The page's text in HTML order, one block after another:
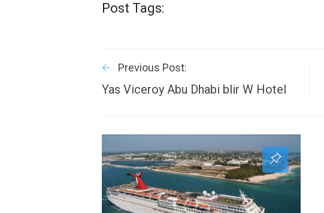
Post Tags:
Previous Post:
Yas Viceroy Abu Dhabi blir W Hotel